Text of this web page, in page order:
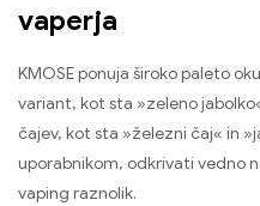
vaperja
KMOSE ponuja široko paleto
variant, kot sta »zeleno
čajev, kot sta »železni čaj« in
uporabnikom, odkrivati ​​vedno
vaping raznolik.